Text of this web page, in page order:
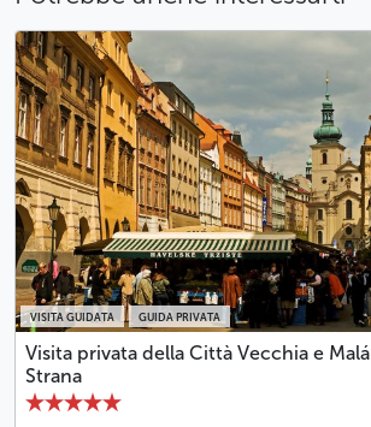
VISITA GUIDATA GUIDA PRIVATA
Visita privata della Città Vecchia e Malá
Strana